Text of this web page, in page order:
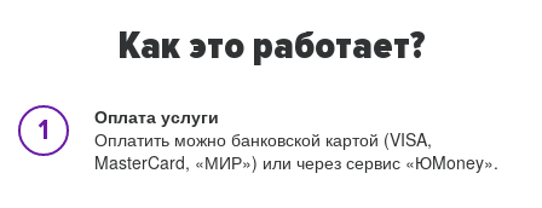
Как это работает?
Оплата услуги
Оплатить можно банковской картой (VISA,
MasterCard, «МИР») или через сервис «ЮMoney».